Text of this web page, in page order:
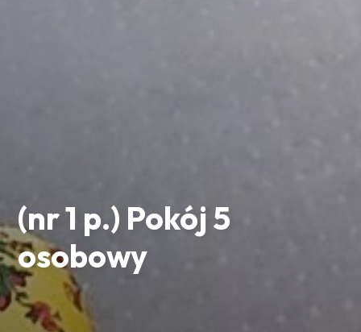
(nr 1 p.) Pokój 5
osobowy